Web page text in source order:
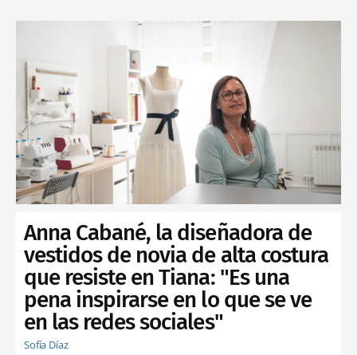
Anna Cabané, la diseñadora de
vestidos de novia de alta costura
que resiste en Tiana: "Es una
pena inspirarse en lo que se ve
en las redes sociales"
Sofía Díaz